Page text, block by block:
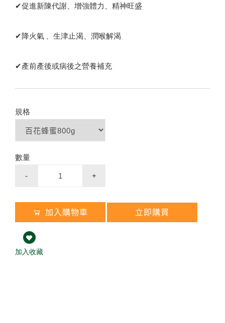
✔促進新陳代謝、增強體力、精神旺盛
✔降火氣 、生津止渴、潤喉解渴
✔產前產後或病後之營養補充
規格
數量
- +
加入購物車 立即購買
加入收藏